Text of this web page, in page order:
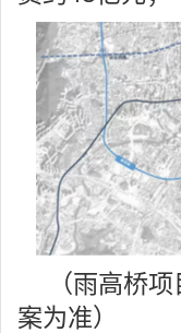
（雨高桥
案为准）